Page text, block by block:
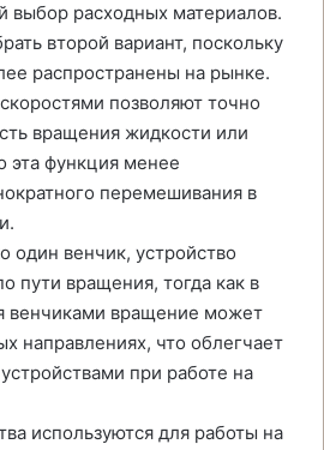
выбор расходных материалов.
второй вариант, поскольку
распространены на рынке.
позволяют точно
вращения жидкости или
эта функция менее
перемешивания в
один венчик, устройство
пути вращения, тогда как в
венчиками вращение может
направлениях, что облегчает
при работе на
используются для работы на